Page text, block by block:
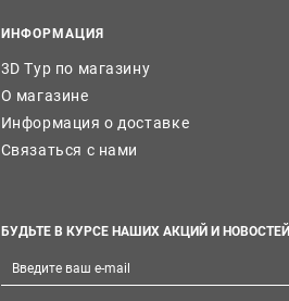
ИНФОРМАЦИЯ
3D Тур по магазину
О магазине
Информация о доставке
Связаться с нами
БУДЬТЕ В КУРСЕ НАШИХ АКЦИЙ И НОВОСТЕЙ